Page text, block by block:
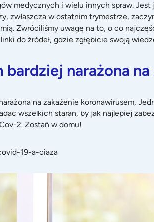
medycznych i wielu innych spraw.
zwłaszcza w ostatnim trymestrze,
Zwróciliśmy uwagę na to, o co
do źródeł, gdzie zgłębicie swoją
narażona
na zakażenie koronawirusem,
wszelkich starań, by jak najlepiej
2. Zostań w domu!
19-a-ciaza